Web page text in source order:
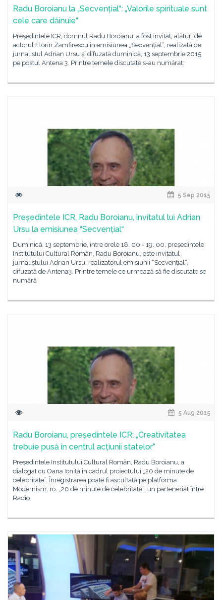
Radu Boroianu la „Secvențial“: „Valorile spirituale sunt
cele care dăinuie“
Președintele ICR, domnul Radu Boroianu, a fost invitat, alături de
actorul Florin Zamfirescu în emisiunea „Secvențial“, realizată de
jurnalistul Adrian Ursu și difuzată duminică, 13 septembrie 2015,
pe postul Antena 3. Printre temele discutate s-au numărat:
5 Sep 2015
Președintele ICR, Radu Boroianu, invitatul lui Adrian
Ursu la emisiunea “Secvențial“
Duminică, 13 septembrie, între orele 18. 00 - 19. 00, președintele
Institutului Cultural Român, Radu Boroianu, este invitatul
jurnalistului Adrian Ursu, realizatorul emisiunii “Secvențial“,
difuzată de Antena3. Printre temele ce urmează să fie discutate se
numără
5 Aug 2015
Radu Boroianu, președintele ICR: „Creativitatea
trebuie pusă în centrul acțiunii statelor”
Președintele Institutului Cultural Român, Radu Boroianu, a
dialogat cu Oana Ioniță în cadrul proiectului „20 de minute de
celebritate”. Înregistrarea poate fi ascultată pe platforma
Modernism. ro. „20 de minute de celebritate”, un parteneriat între
Radio